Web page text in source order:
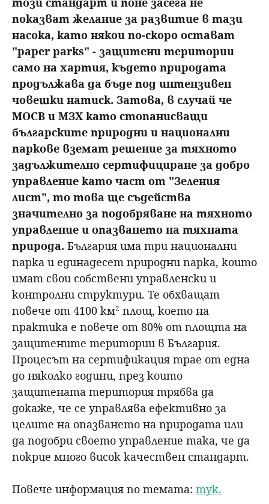
показват желание за развитие в тази
насока, като някои по-скоро остават
"paper parks" - защитени територии
само на хартия, където природата
продължава да бъде под интензивен
човешки натиск. Затова, в случай че
МОСВ и МЗХ като стопанисващи
българските природни и национални
паркове вземат решение за тяхното
задължително сертифициране за добро
управление като част от "Зеления
лист", то това ще съдейства
значително за подобряване на тяхното
управление и опазването на тяхната
природа. България има три национални
парка и единадесет природни парка, които
имат свои собствени управленски и
контролни структури. Те обхващат
повече от 4100 км2 площ, което на
практика е повече от 80% от площта на
защитените територии в България.
Процесът на сертификация трае от една
до няколко години, през които
защитената територия трябва да
докаже, че се управлява ефективно за
целите на опазването на природата или
да подобри своето управление така, че да
покрие много висок качествен стандарт.
Повече информация по темата: тук.